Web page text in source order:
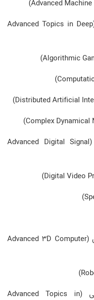
مباحث پیشرفته در یادگیری ژرف (Advanced Topics in Deep
پردازش پیشرفته علائم دیجیتال (Advanced Digital Signal
بینایی پیشرفته سه‌بعدی کامپیوتری (Advanced 3D Computer
مفاهیم پیشرفته هوش مصنوعی (Advanced Topics in